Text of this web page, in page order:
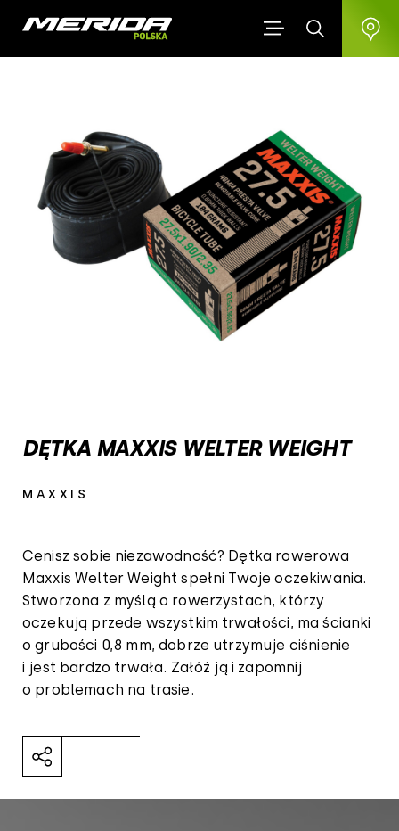
DĘTKA MAXXIS WELTER WEIGHT
MAXXIS
Cenisz sobie niezawodność? Dętka rowerowa
Maxxis Welter Weight spełni Twoje oczekiwania.
Stworzona z myślą o rowerzystach, którzy
oczekują przede wszystkim trwałości, ma ścianki
o grubości 0,8 mm, dobrze utrzymuje ciśnienie
i jest bardzo trwała. Załóż ją i zapomnij
o problemach na trasie.